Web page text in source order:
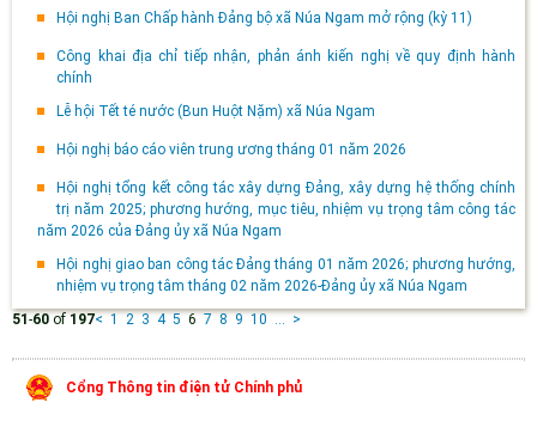
Hội nghị Ban Chấp hành Đảng bộ xã Núa Ngam mở rộng (kỳ 11)
Công khai địa chỉ tiếp nhận, phản ánh kiến nghị về quy định hành
chính
Lễ hội Tết té nước (Bun Huột Nặm) xã Núa Ngam
Hội nghị báo cáo viên trung ương tháng 01 năm 2026
Hội nghị tổng kết công tác xây dựng Đảng, xây dựng hệ thống chính
trị năm 2025; phương hướng, mục tiêu, nhiệm vụ trọng tâm công tác
năm 2026 của Đảng ủy xã Núa Ngam
Hội nghị giao ban công tác Đảng tháng 01 năm 2026; phương hướng,
nhiệm vụ trọng tâm tháng 02 năm 2026-Đảng ủy xã Núa Ngam
51 -60 of 197< 1 2 3 4 5 6 7 8 9 10 ... >
Cổng Thông tin điện tử Chính phủ